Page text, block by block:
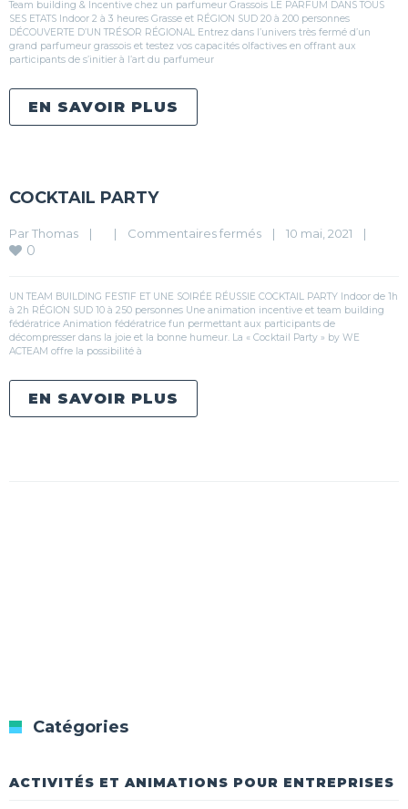
Team building & Incentive chez un parfumeur Grassois LE PARFUM DANS TOUS
SES ETATS Indoor 2 à 3 heures Grasse et RÉGION SUD 20 à 200 personnes
DÉCOUVERTE D’UN TRÉSOR RÉGIONAL Entrez dans l’univers très fermé d’un
grand parfumeur grassois et testez vos capacités olfactives en offrant aux
participants de s’initier à l’art du parfumeur
EN SAVOIR PLUS
COCKTAIL PARTY
Par Thomas | | Commentaires fermés | 10 mai, 2021 |
0
UN TEAM BUILDING FESTIF ET UNE SOIRÉE RÉUSSIE COCKTAIL PARTY Indoor de 1h
à 2h RÉGION SUD 10 à 250 personnes Une animation incentive et team building
fédératrice Animation fédératrice fun permettant aux participants de
décompresser dans la joie et la bonne humeur. La « Cocktail Party » by WE
ACTEAM offre la possibilité à
EN SAVOIR PLUS
Catégories
ACTIVITÉS ET ANIMATIONS POUR ENTREPRISES